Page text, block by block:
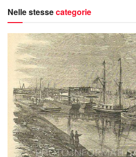
Nelle stessecategorie